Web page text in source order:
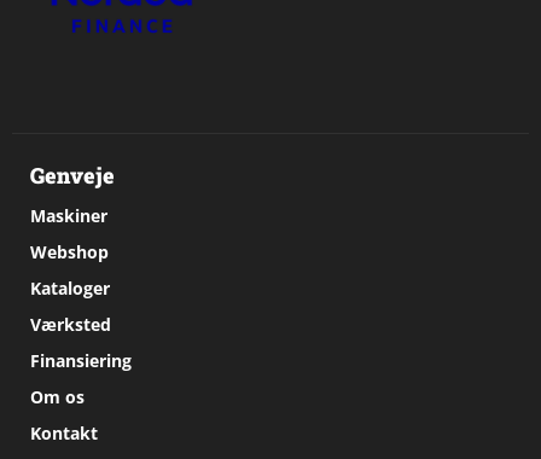
Genveje
Maskiner
Webshop
Kataloger
Værksted
Finansiering
Om os
Kontakt